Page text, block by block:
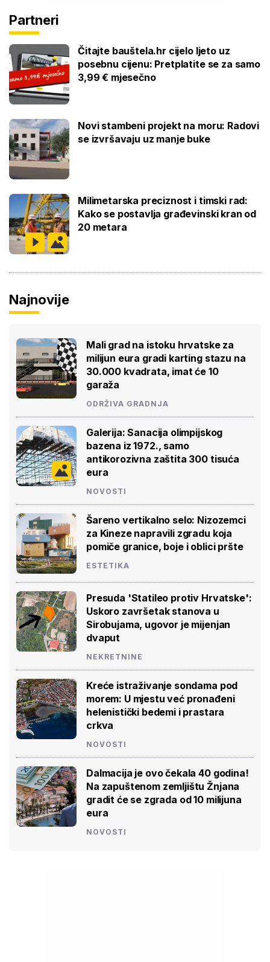
Partneri
Čitajte bauštela.hr cijelo ljeto uz
posebnu cijenu: Pretplatite se za samo
3,99 € mjesečno
Novi stambeni projekt na moru: Radovi
se izvršavaju uz manje buke
Milimetarska preciznost i timski rad:
Kako se postavlja građevinski kran od
20 metara
Najnovije
Mali grad na istoku hrvatske za
milijun eura gradi karting stazu na
30.000 kvadrata, imat će 10
garaža
ODRŽIVA GRADNJA
Galerija: Sanacija olimpijskog
bazena iz 1972., samo
antikorozivna zaštita 300 tisuća
eura
NOVOSTI
Šareno vertikalno selo: Nizozemci
za Kineze napravili zgradu koja
pomiče granice, boje i oblici pršte
ESTETIKA
Presuda 'Statileo protiv Hrvatske':
Uskoro završetak stanova u
Sirobujama, ugovor je mijenjan
dvaput
NEKRETNINE
Kreće istraživanje sondama pod
morem: U mjestu već pronađeni
helenistički bedemi i prastara
crkva
NOVOSTI
Dalmacija je ovo čekala 40 godina!
Na zapuštenom zemljištu Žnjana
gradit će se zgrada od 10 milijuna
eura
NOVOSTI